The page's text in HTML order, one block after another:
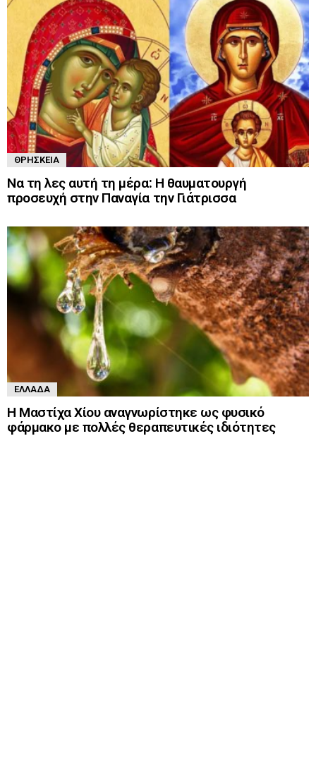
ΘΡΗΣΚΕΊΑ
Να τη λες αυτή τη μέρα: Η θαυματουργή
προσευχή στην Παναγία την Γιάτρισσα
ΕΛΛΆΔΑ
Η Μαστίχα Χίου αναγνωρίστηκε ως φυσικό
φάρμακο με πολλές θεραπευτικές ιδιότητες